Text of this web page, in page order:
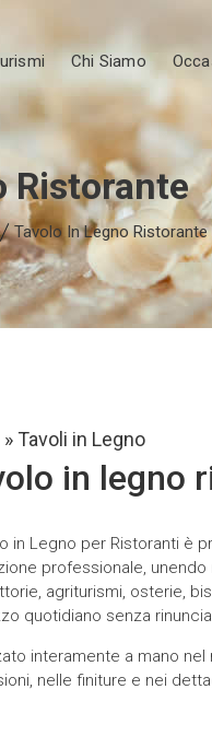
Chi Siamo
Ristorante
Tavolo In Legno Ristorante
» Tavoli in Legno
in legno
in Legno per Ristoranti è
professionale,
agriturismi, osterie,
quotidiano senza
interamente a mano
nelle finiture e nei